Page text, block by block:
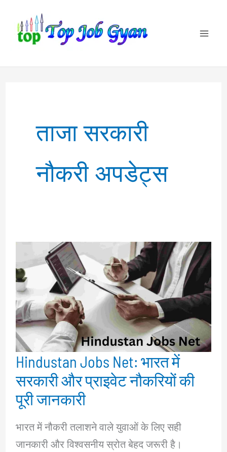
content
ताजा सरकारी
नौकरी अपडेट्स
Hindustan Jobs Net: भारत में
सरकारी और प्राइवेट नौकरियों की
पूरी जानकारी
भारत में नौकरी तलाशने वाले युवाओं के लिए सही
जानकारी और विश्वसनीय स्रोत बेहद जरूरी है।